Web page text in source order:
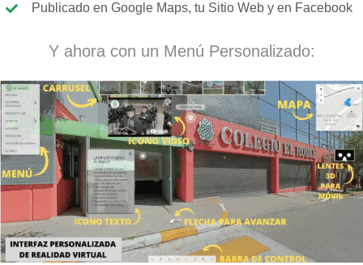
Publicado en Google Maps, tu Sitio Web y en Facebook
Y ahora con un Menú Personalizado: